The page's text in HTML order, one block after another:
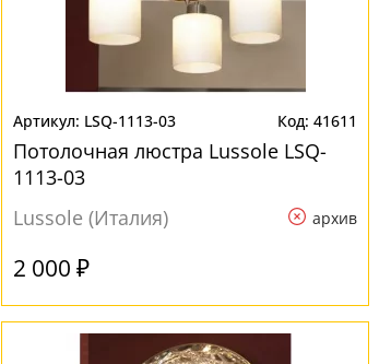
LSQ-1113-03 41611
Потолочная люстра Lussole LSQ-
1113-03
Lussole (Италия)
архив
2 000 ₽